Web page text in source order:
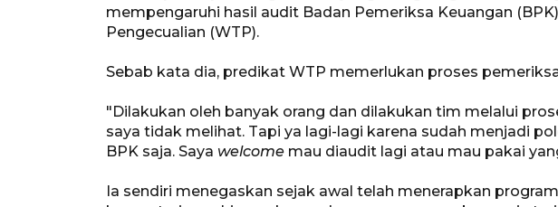
mempengaruhi hasil audit Badan Pemeriksa Keuangan
Pengecualian (WTP).
Sebab kata dia, predikat WTP memerlukan proses
"Dilakukan oleh banyak orang dan dilakukan tim melalui
saya tidak melihat. Tapi ya lagi-lagi karena sudah menjadi
BPK saja. Saya welcome mau diaudit lagi atau mau pakai
Ia sendiri menegaskan sejak awal telah menerapkan